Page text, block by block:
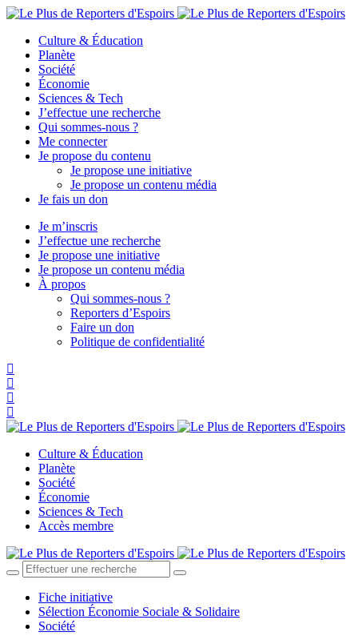
Culture & Éducation
Planète
Société
Économie
Sciences & Tech
J’effectue une recherche
Qui sommes-nous ?
Me connecter
Je propose du contenu
Je propose une initiative
Je propose un contenu média
Je fais un don
Je m’inscris
J’effectue une recherche
Je propose une initiative
Je propose un contenu média
À propos
Qui sommes-nous ?
Reporters d’Espoirs
Faire un don
Politique de confidentialité
Culture & Éducation
Planète
Société
Économie
Sciences & Tech
Accès membre
Fiche initiative
Sélection Économie Sociale & Solidaire
Société